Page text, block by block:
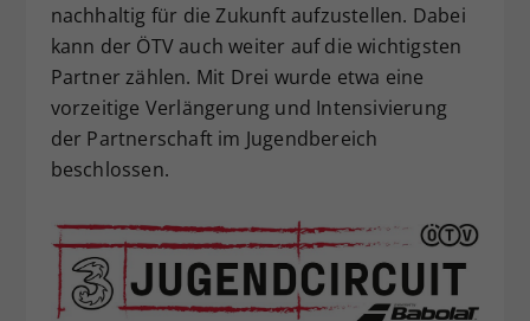
nachhaltig für die Zukunft aufzustellen. Dabei
kann der ÖTV auch weiter auf die wichtigsten
Partner zählen. Mit Drei wurde etwa eine
vorzeitige Verlängerung und Intensivierung
der Partnerschaft im Jugendbereich
beschlossen.